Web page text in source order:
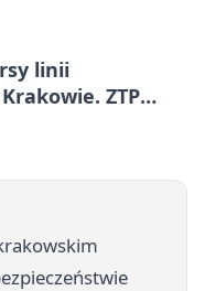
linii
ZTP